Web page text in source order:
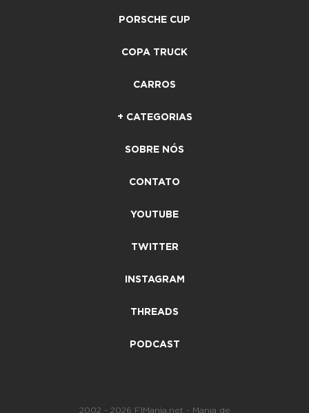
PORSCHE CUP
COPA TRUCK
CARROS
+ CATEGORIAS
SOBRE NÓS
CONTATO
YOUTUBE
TWITTER
INSTAGRAM
THREADS
PODCAST
2002 - 2026 F1Mania.net - Mania de